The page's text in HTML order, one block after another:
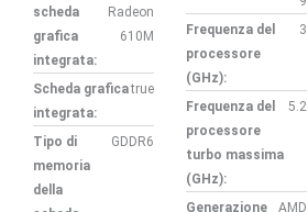
scheda
grafica
integrata:
Radeon
610M
Scheda grafica
integrata:
true
Tipo di
memoria
della
GDDR6
Frequenza del
processore
(GHz):
3
Frequenza del
processore
turbo massima
(GHz):
5.2
Generazione
AMD